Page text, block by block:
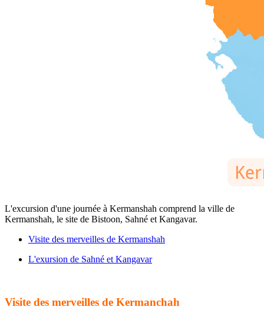
L'excursion d'une journée à Kermanshah comprend la ville de
Kermanshah, le site de Bistoon, Sahné et Kangavar.
Visite des merveilles de Kermanshah
L'exursion de Sahné et Kangavar
Visite des merveilles de Kermanchah